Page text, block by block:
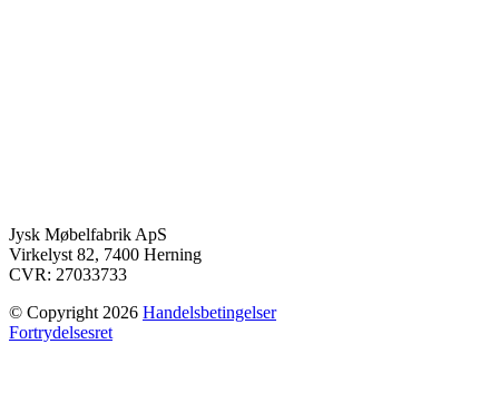
Jysk Møbelfabrik ApS
Virkelyst 82, 7400 Herning
CVR: 27033733
© Copyright 2026 Handelsbetingelser
Fortrydelsesret